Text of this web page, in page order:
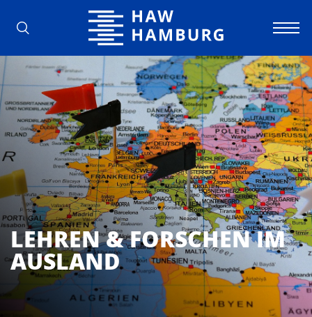
Hochschule für Angewandte
LEHREN & FORSCHEN IM
AUSLAND